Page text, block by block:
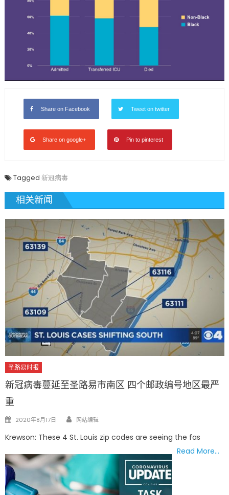
Share on Facebook Tweet on twitter
Share on google+ Pin to pinterest
Tagged 新冠病毒
相关新闻
圣路易时报
新冠病毒蔓延至圣路易市南区 四个邮政编号地区最严
重
Posted
2020年8月17日 Author
网站编辑
Krewson: These 4 St. Louis zip codes are seeing the fas
Read More…